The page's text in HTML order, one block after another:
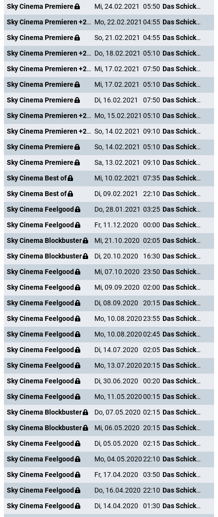
Sky Cinema Premiere
Mi, 24.02.2021 05:50
Das Schicksal ist ein mieser Verräter
Sky Cinema Premieren +24 Mo, 22.02.2021 04:55
Das Schicksal ist ein mieser Verräter
Sky Cinema Premiere
So, 21.02.2021 04:55
Das Schicksal ist ein mieser Verräter
Sky Cinema Premieren +24 Do, 18.02.2021 05:10
Das Schicksal ist ein mieser Verräter
Sky Cinema Premieren +24 Mi, 17.02.2021 07:50
Das Schicksal ist ein mieser Verräter
Sky Cinema Premiere
Mi, 17.02.2021 05:10
Das Schicksal ist ein mieser Verräter
Sky Cinema Premiere
Di, 16.02.2021 07:50
Das Schicksal ist ein mieser Verräter
Sky Cinema Premieren +24 Mo, 15.02.2021 05:10
Das Schicksal ist ein mieser Verräter
Sky Cinema Premieren +24 So, 14.02.2021 09:10
Das Schicksal ist ein mieser Verräter
Sky Cinema Premiere
So, 14.02.2021 05:10
Das Schicksal ist ein mieser Verräter
Sky Cinema Premiere
Sa, 13.02.2021 09:10
Das Schicksal ist ein mieser Verräter
Sky Cinema Best of
Mi, 10.02.2021 07:35
Das Schicksal ist ein mieser Verräter
Sky Cinema Best of
Di, 09.02.2021 22:10
Das Schicksal ist ein mieser Verräter
Sky Cinema Feelgood
Do, 28.01.2021 03:25
Das Schicksal ist ein mieser Verräter
Sky Cinema Feelgood
Fr, 11.12.2020 00:00
Das Schicksal ist ein mieser Verräter
Sky Cinema Blockbuster
Mi, 21.10.2020 02:05
Das Schicksal ist ein mieser Verräter
Sky Cinema Blockbuster
Di, 20.10.2020 16:30
Das Schicksal ist ein mieser Verräter
Sky Cinema Feelgood
Mi, 07.10.2020 23:50
Das Schicksal ist ein mieser Verräter
Sky Cinema Feelgood
Mi, 09.09.2020 02:00
Das Schicksal ist ein mieser Verräter
Sky Cinema Feelgood
Di, 08.09.2020 20:15
Das Schicksal ist ein mieser Verräter
Sky Cinema Feelgood
Mo, 10.08.202023:55
Das Schicksal ist ein mieser Verräter
Sky Cinema Feelgood
Mo, 10.08.202002:45
Das Schicksal ist ein mieser Verräter
Sky Cinema Feelgood
Di, 14.07.2020 02:05
Das Schicksal ist ein mieser Verräter
Sky Cinema Feelgood
Mo, 13.07.202020:15
Das Schicksal ist ein mieser Verräter
Sky Cinema Feelgood
Di, 30.06.2020 00:20
Das Schicksal ist ein mieser Verräter
Sky Cinema Feelgood
Mo, 11.05.202000:15
Das Schicksal ist ein mieser Verräter
Sky Cinema Blockbuster
Do, 07.05.2020 02:15
Das Schicksal ist ein mieser Verräter
Sky Cinema Blockbuster
Mi, 06.05.2020 20:15
Das Schicksal ist ein mieser Verräter
Sky Cinema Feelgood
Di, 05.05.2020 02:15
Das Schicksal ist ein mieser Verräter
Sky Cinema Feelgood
Mo, 04.05.202022:10
Das Schicksal ist ein mieser Verräter
Sky Cinema Feelgood
Fr, 17.04.2020 03:50
Das Schicksal ist ein mieser Verräter
Sky Cinema Feelgood
Do, 16.04.2020 22:10
Das Schicksal ist ein mieser Verräter
Sky Cinema Feelgood
Di, 14.04.2020 01:30
Das Schicksal ist ein mieser Verräter